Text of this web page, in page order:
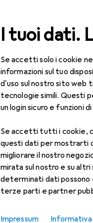
I tuoi dati.
Se accetti solo i cookie
informazioni sul tuo
d'uso sul nostro sito web
tecnologie simili. Questi
un login sicuro e funzioni
Se accetti tutti i cookie,
questi dati per
migliorare il nostro
mirata sul nostro e su
determinati dati possono
terze parti e partner
Impressum Informativa
Cerca
Tutte le